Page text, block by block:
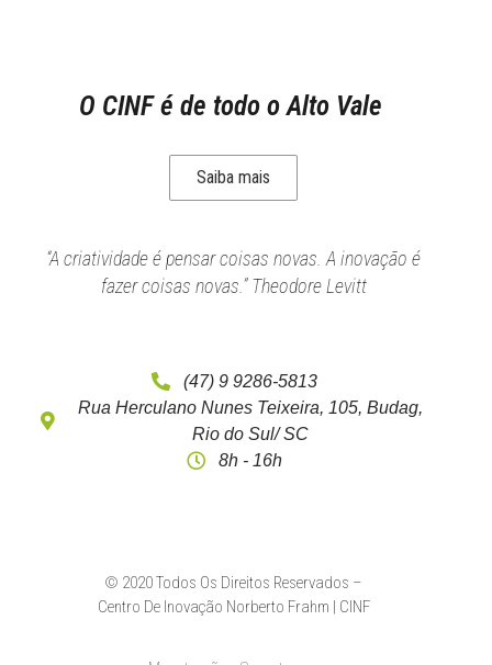
O CINF é de todo o Alto Vale
Saiba mais
“A criatividade é pensar coisas novas. A inovação é
fazer coisas novas.” Theodore Levitt
(47) 9 9286-5813
Rua Herculano Nunes Teixeira, 105, Budag,
Rio do Sul/ SC
8h - 16h
© 2020 Todos Os Direitos Reservados –
Centro De Inovação Norberto Frahm | CINF